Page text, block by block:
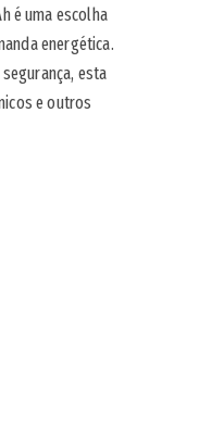
é uma escolha
energética.
esta
e outros